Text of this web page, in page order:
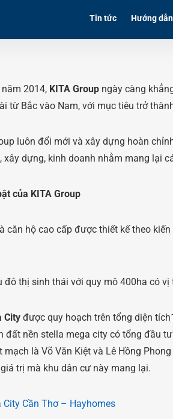
Tin tức Hướng dẫn
2014, KITA Group ngày càng
từ Bắc vào Nam, với mục tiêu trở
luôn đổi mới và xây dựng hoàn
xây dựng, kinh doanh nhằm mang lại
của KITA Group
căn hộ cao cấp được thiết kế theo
đô thị sinh thái với quy mô 400ha có vị
City được quy hoạch trên tổng diện
đất nền stella mega city có tổng đầu
mạch là Võ Văn Kiệt và Lê Hồng
trị mà khu dân cư này mang lại.
City Cần Thơ – Hayhomes